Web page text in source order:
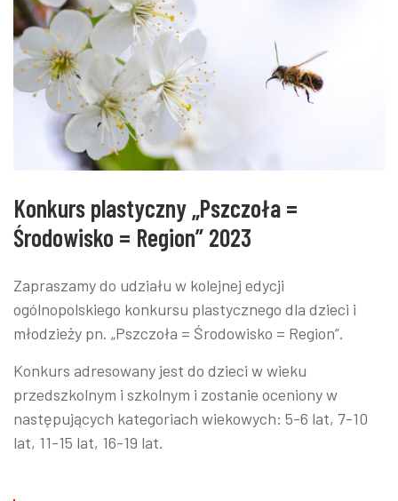
Konkurs plastyczny „Pszczoła =
Środowisko = Region” 2023
Zapraszamy do udziału w kolejnej edycji
ogólnopolskiego konkursu plastycznego dla dzieci i
młodzieży pn. „Pszczoła = Środowisko = Region”.
Konkurs adresowany jest do dzieci w wieku
przedszkolnym i szkolnym i zostanie oceniony w
następujących kategoriach wiekowych: 5-6 lat, 7-10
lat, 11-15 lat, 16-19 lat.